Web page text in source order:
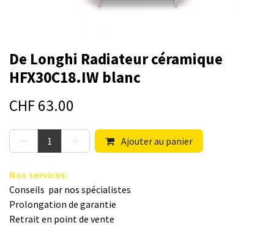
De Longhi Radiateur céramique
HFX30C18.IW blanc
CHF63.00
Ajouter au panier
Nos s​ervices:
Conseils par nos spé​cialistes
Prolongation de garantie
Retrait en point de vente